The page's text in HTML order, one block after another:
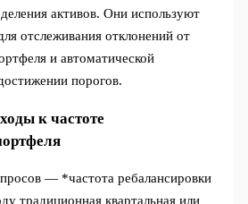
активов. Они используют
отслеживания отклонений от
и автоматической
порогов.
к частоте
— *частота ребалансировки
традиционная квартальная или